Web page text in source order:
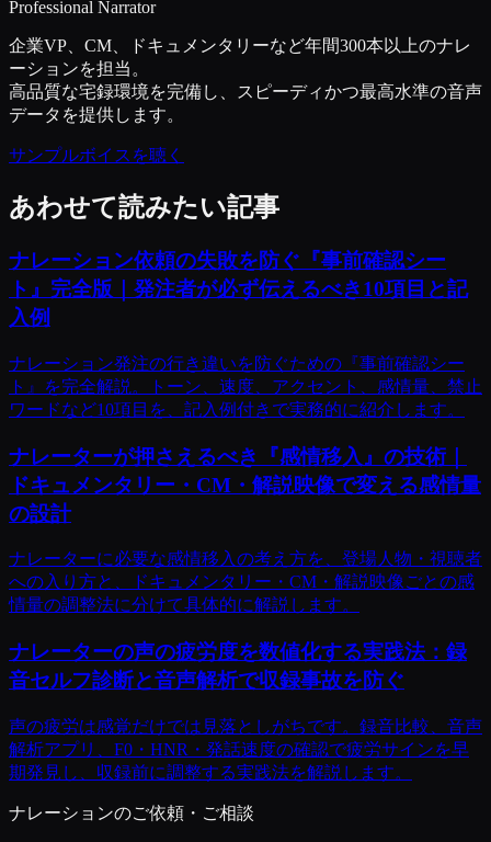
Professional Narrator
企業VP、CM、ドキュメンタリーなど年間300本以上のナレ
ーションを担当。
高品質な宅録環境を完備し、スピーディかつ最高水準の音声
データを提供します。
サンプルボイスを聴く
あわせて読みたい記事
ナレーション依頼の失敗を防ぐ『事前確認シー
ト』完全版｜発注者が必ず伝えるべき10項目と記
入例
ナレーション発注の行き違いを防ぐための『事前確認シー
ト』を完全解説。トーン、速度、アクセント、感情量、禁止
ワードなど10項目を、記入例付きで実務的に紹介します。
ナレーターが押さえるべき『感情移入』の技術｜
ドキュメンタリー・CM・解説映像で変える感情量
の設計
ナレーターに必要な感情移入の考え方を、登場人物・視聴者
への入り方と、ドキュメンタリー・CM・解説映像ごとの感
情量の調整法に分けて具体的に解説します。
ナレーターの声の疲労度を数値化する実践法：録
音セルフ診断と音声解析で収録事故を防ぐ
声の疲労は感覚だけでは見落としがちです。録音比較、音声
解析アプリ、F0・HNR・発話速度の確認で疲労サインを早
期発見し、収録前に調整する実践法を解説します。
ナレーションのご依頼・ご相談